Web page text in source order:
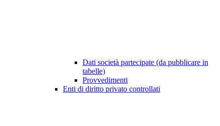
Dati società partecipate (da pubblicare in
tabelle)
Provvedimenti
Enti di diritto privato controllati